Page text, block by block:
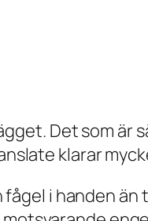
Det som
klarar
i handen